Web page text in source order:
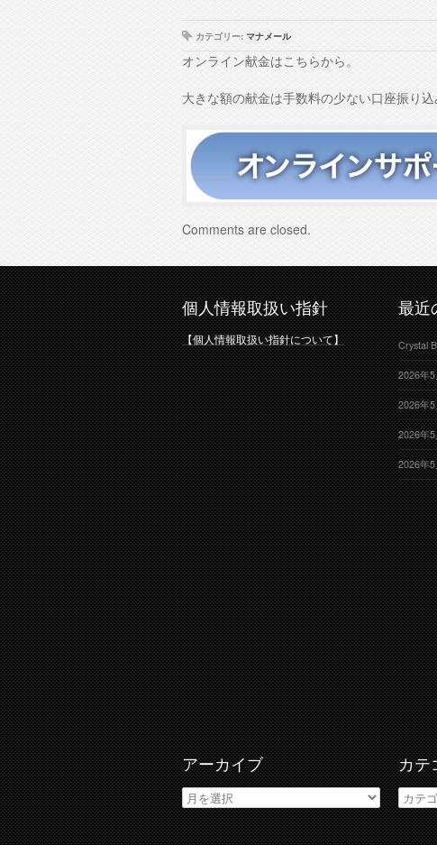
カテゴリー: マナメール
オンライン献金はこちらから。
大きな額の献金は手数料の少ない口座振り込
Comments are closed.
個人情報取扱い指針
【個人情報取扱い指針について】
最近
Crystal
2026
2026年
2026
2026年
アーカイブ
ア
ー
カ
カテ
カ
テ
ゴ